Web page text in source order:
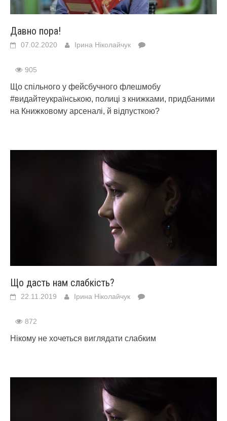
Давно пора!
07.02.2020 Ірина Ніколайчук
905
Що спільного у фейсбучного флешмобу
#видайтеукраїнською, полиці з книжками, придбаними
на Книжковому арсеналі, й відпусткою?
Що дасть нам слабкість?
22.11.2019 Ірина Ніколайчук
872
Нікому не хочеться виглядати слабким